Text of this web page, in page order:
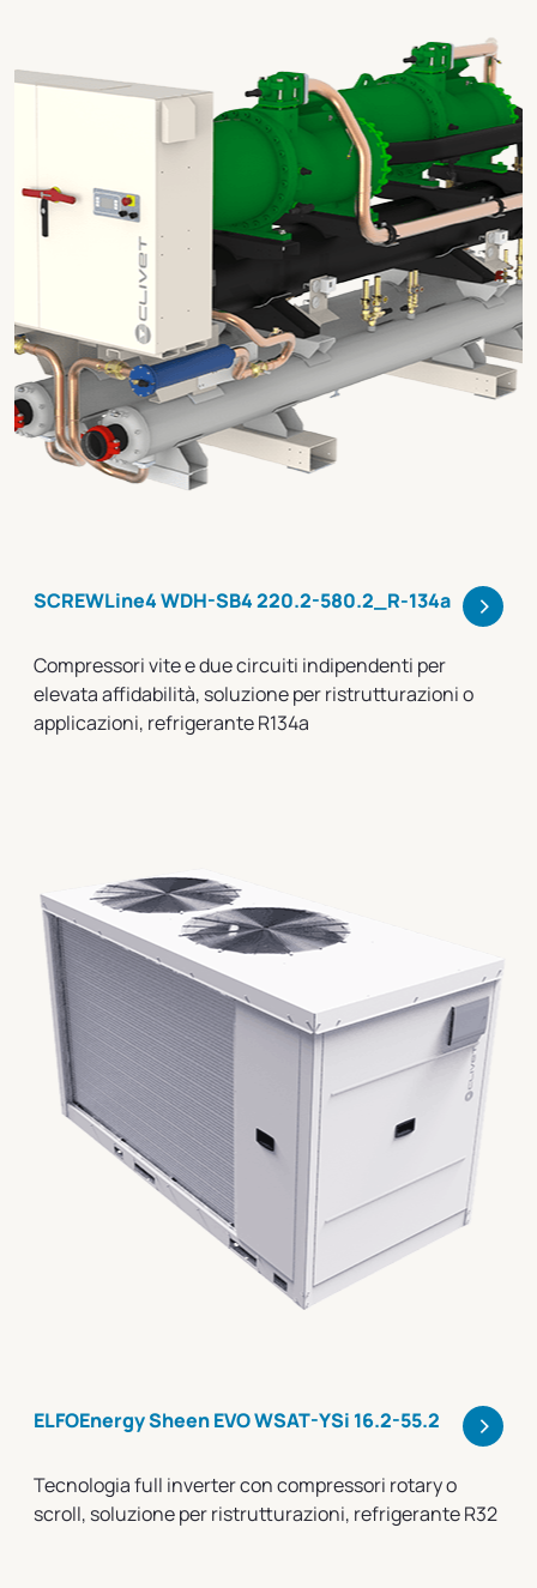
SCREWLine4 WDH-SB4 220.2-580.2_R-134a >
Compressori vite e due circuiti indipendenti per
elevata affidabilità, soluzione per ristrutturazioni o
applicazioni, refrigerante R134a
ELFOEnergy Sheen EVO WSAT-YSi 16.2-55.2 >
Tecnologia full inverter con compressori rotary o
scroll, soluzione per ristrutturazioni, refrigerante R32